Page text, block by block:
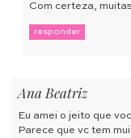
Com certeza,
responder
Ana Beatriz
Eu amei o jeito que
Parece que vc tem